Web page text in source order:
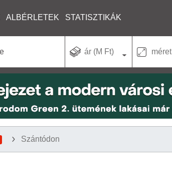
ALBÉRLETEK STATISZTIKÁK
ár (M Ft) méret
Szántódon